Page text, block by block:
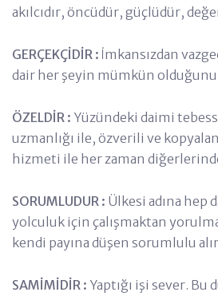
akılcıdır, öncüdür, güçlüdür,
GERÇEKÇİDİR : İmkansızdan
dair her şeyin mümkün
ÖZELDİR : Yüzündeki daimi
uzmanlığı ile, özverili ve
hizmeti ile her zaman
SORUMLUDUR : Ülkesi adına hep
yolculuk için çalışmaktan
kendi payına düşen sorumlulu
SAMİMİDİR : Yaptığı işi sever.